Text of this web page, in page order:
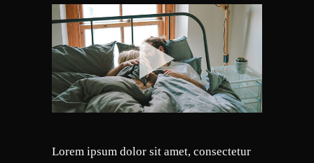
Lorem ipsum dolor sit amet, consectetur